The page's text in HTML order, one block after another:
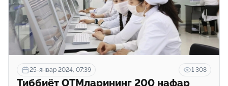
25-январ 2024, 07:39 1 308
Тиббиёт ОТМларининг 200 нафар